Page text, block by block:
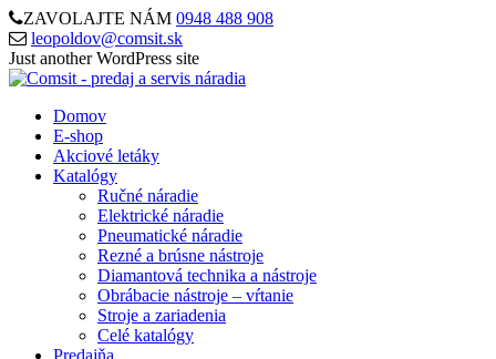
ZAVOLAJTE NÁM 0948 488 908
leopoldov@comsit.sk
Skip
to
Just another WordPress site
Domov
E-shop
Akciové letáky
Katalógy
Ručné náradie
Elektrické náradie
Pneumatické náradie
Rezné a brúsne nástroje
Diamantová technika a nástroje
Obrábacie nástroje – vŕtanie
Stroje a zariadenia
Celé katalógy
Predajňa